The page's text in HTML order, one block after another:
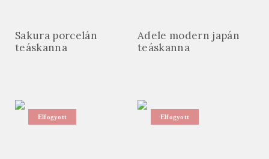
Sakura porcelán
teáskanna
Adele modern japán
teáskanna
Elfogyott Elfogyott